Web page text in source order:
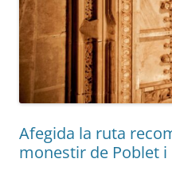
Afegida la ruta
monestir de Poblet